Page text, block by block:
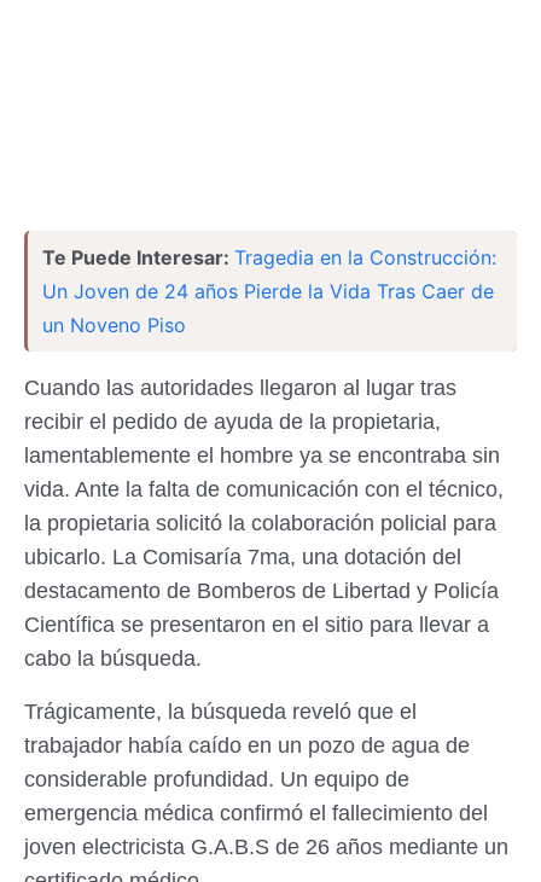
Te Puede Interesar: Tragedia en la Construcción:
Un Joven de 24 años Pierde la Vida Tras Caer de
un Noveno Piso
Cuando las autoridades llegaron al lugar tras
recibir el pedido de ayuda de la propietaria,
lamentablemente el hombre ya se encontraba sin
vida. Ante la falta de comunicación con el técnico,
la propietaria solicitó la colaboración policial para
ubicarlo. La Comisaría 7ma, una dotación del
destacamento de Bomberos de Libertad y Policía
Científica se presentaron en el sitio para llevar a
cabo la búsqueda.
Trágicamente, la búsqueda reveló que el
trabajador había caído en un pozo de agua de
considerable profundidad. Un equipo de
emergencia médica confirmó el fallecimiento del
joven electricista G.A.B.S de 26 años mediante un